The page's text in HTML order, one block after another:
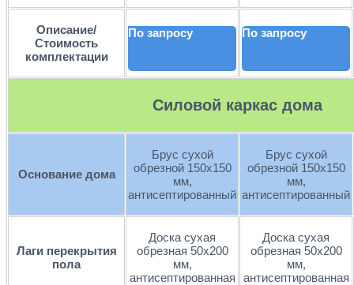
Описание/
Стоимость
комплектации
По запросу По запросу
Силовой каркас дома
Основание дома
Брус сухой
обрезной 150х150
мм,
антисептированный
Брус сухой
обрезной 150х150
мм,
антисептированный
Лаги перекрытия
пола
Доска сухая
обрезная 50х200
мм,
антисептированная
Доска сухая
обрезная 50х200
мм,
антисептированная